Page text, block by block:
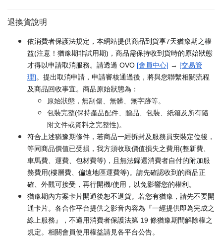
退換貨說明
依消費者保護法規定，本網站提供商品到貨享7天猶豫期之權
益(注意！猶豫期非試用期)，商品需保持收到貨時的原始狀態
才得以申請取消服務。請透過 OVO [會員中心] → [交易管
理]。提出取消申請，申請審核通過後，將與您聯繫相關流程
及商品回收事宜。商品原始狀態為：
原始狀態，無刮傷、無髒、無字跡等。
包裝完整(保持產品配件、贈品、包裝、紙箱及所有隨
附文件或資料之完整性)。
符合上述猶豫期條件，若商品一經拆封及服務員安裝定位後，
等同商品價值已受損，我方須收取價值損失之費用(整新費、
車馬費、運費、包材費等)，且無法歸還消費者自付的附加服
務費用(樓層費、偏遠地區運費等)。請先確認收到的商品正
確、外觀可接受，再行開機/使用，以免影響您的權利。
猶豫期內方案卡片開通後恕不退貨。若您有猶豫，請先不要開
通卡片。各合作平台提供之影音內容為『一經提供即為完成之
線上服務』，不適用消費者保護法第 19 條猶豫期間解除權之
規定。相關會員使用權益請見各平台公告。